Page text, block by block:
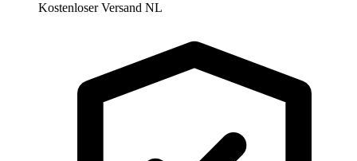
Kostenloser Versand NL